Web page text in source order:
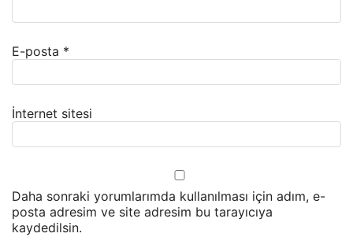
E-posta *
İnternet sitesi
Daha sonraki yorumlarımda kullanılması için adım, e-
posta adresim ve site adresim bu tarayıcıya
kaydedilsin.